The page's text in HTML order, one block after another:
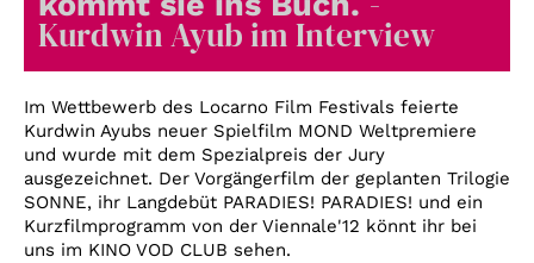
Account
Suche
Kurdwin Ayub im Interview
Im Wettbewerb des Locarno Film Festivals feierte
Kurdwin Ayubs neuer Spielfilm MOND Weltpremiere
und wurde mit dem Spezialpreis der Jury
ausgezeichnet. Der Vorgängerfilm der geplanten Trilogie
SONNE, ihr Langdebüt PARADIES! PARADIES! und ein
Kurzfilmprogramm von der Viennale'12 könnt ihr bei
uns im KINO VOD CLUB sehen.